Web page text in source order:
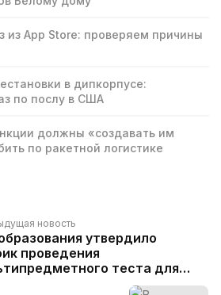
из App Store: проверяем причины
в дипкорпусе:
по послу в США
должны «создавать им
по ракетной логистике
новость
утвердило
проведения
теста для
в этом году